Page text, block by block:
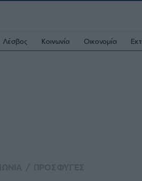
Λέσβος Κοινωνία Οικονομία